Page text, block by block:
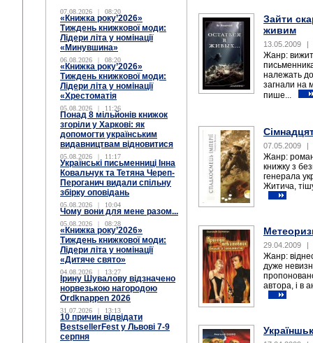
07.08.2026 | 08:20
«Книжка року’2026»
Тиждень книжкової моди:
Лідери літа у номінації
«Минувшина»
06.08.2026 | 08:20
«Книжка року’2026»
Тиждень книжкової моди:
Лідери літа у номінації
«Хрестоматія
05.08.2026 | 11:26
Понад 8 мільйонів книжок
згоріли у Харкові: як
допомогти українським
видавництвам відновитися
05.08.2026 | 11:17
Українські письменниці Інна
Ковальчук та Тетяна Череп-
Пероганич видали спільну
збірку оповідань
05.08.2026 | 10:04
Чому вони для мене разом...
05.08.2026 | 08:28
«Книжка року’2026»
Тиждень книжкової моди:
Лідери літа у номінації
«Дитяче свято»
04.08.2026 | 13:27
Ірину Шувалову відзначено
норвезькою нагородою
Ordknappen 2026
31.07.2026 | 13:13
10 причин відвідати
BestsellerFest у Львові 7-9
серпня
Зайти
живим
13.05.2009 |
Жанр:
належать до
загнали на
пише...
07.05.2009 |
Жанр:
книжку з
генерала
Житича,
29.04.2009 |
Жанр:
дуже
автора, і в